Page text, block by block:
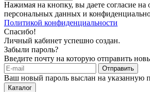
Нажимая на кнопку, вы даете согласие на
персональных данных и
Политикой конфиденциальности
Спасибо!
Личный кабинет успешно создан.
Забыли пароль?
Введите почту на которую отправить
Отправить
Ваш новый пароль выслан на указанную
Каталог